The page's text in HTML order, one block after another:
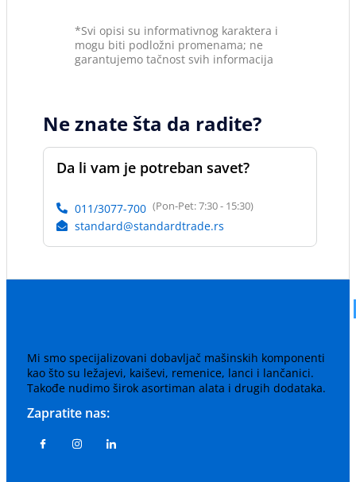
*Svi opisi su informativnog karaktera i
mogu biti podložni promenama; ne
garantujemo tačnost svih informacija
Ne znate šta da radite?
Da li vam je potreban savet?
011/3077-700 (Pon-Pet: 7:30 - 15:30)
standard@standardtrade.rs
Mi smo specijalizovani dobavljač mašinskih komponenti
kao što su ležajevi, kaiševi, remenice, lanci i lančanici.
Takođe nudimo širok asortiman alata i drugih dodataka.
Zapratite nas: